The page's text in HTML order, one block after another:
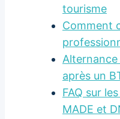
tourisme
Comment
après un
FAQ sur
MADE et